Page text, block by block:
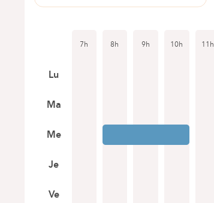
7h 8h 9h 10h 11h
Lu
Ma
Me
Je
Ve